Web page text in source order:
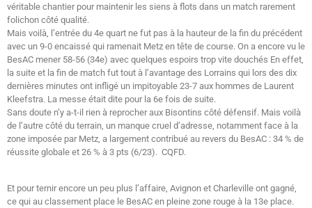
véritable chantier pour maintenir les siens à flots dans un match rarement
folichon côté qualité.
Mais voilà, l’entrée du 4e quart ne fut pas à la hauteur de la fin du précédent
avec un 9-0 encaissé qui ramenait Metz en tête de course. On a encore vu le
BesAC mener 58-56 (34e) avec quelques espoirs trop vite douchés En effet,
la suite et la fin de match fut tout à l’avantage des Lorrains qui lors des dix
dernières minutes ont infligé un impitoyable 23-7 aux hommes de Laurent
Kleefstra. La messe était dite pour la 6e fois de suite.
Sans doute n’y a-t-il rien à reprocher aux Bisontins côté défensif. Mais voilà
de l’autre côté du terrain, un manque cruel d’adresse, notamment face à la
zone imposée par Metz, a largement contribué au revers du BesAC : 34 % de
réussite globale et 26 % à 3 pts (6/23). CQFD.
Et pour ternir encore un peu plus l’affaire, Avignon et Charleville ont gagné,
ce qui au classement place le BesAC en pleine zone rouge à la 13e place.